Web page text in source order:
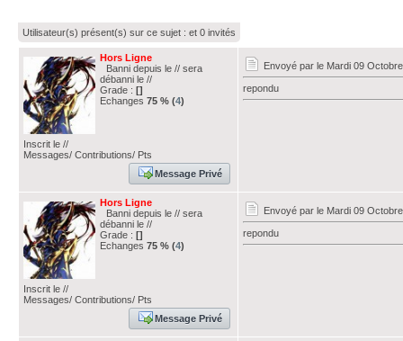
Utilisateur(s) présent(s) sur ce sujet : et 0 invités
Hors Ligne
Banni depuis le // sera
débanni le //
Grade : []
Echanges 75 % (4)
Inscrit le //
Messages/ Contributions/ Pts
Message Privé
Envoyé par le Mardi 09
repondu
Hors Ligne
Banni depuis le // sera
débanni le //
Grade : []
Echanges 75 % (4)
Inscrit le //
Messages/ Contributions/ Pts
Message Privé
Envoyé par le Mardi 09
repondu